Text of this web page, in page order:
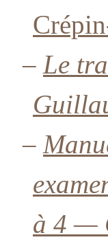
– Le
–
à 4 —